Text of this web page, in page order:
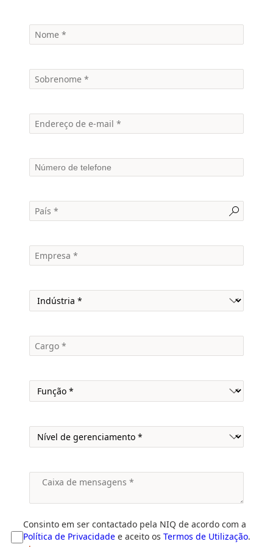
Consinto em ser contactado pela NIQ de acordo com a
Política de Privacidade e aceito os Termos de Utilização.